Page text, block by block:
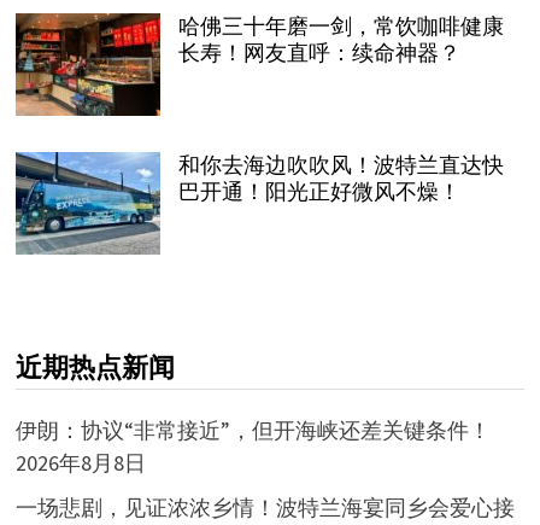
哈佛三十年磨一剑，常饮咖啡健康
长寿！网友直呼：续命神器？
和你去海边吹吹风！波特兰直达快
巴开通！阳光正好微风不燥！
近期热点新闻
伊朗：协议“非常接近”，但开海峡还差关键条件！
2026年8月8日
一场悲剧，见证浓浓乡情！波特兰海宴同乡会爱心接